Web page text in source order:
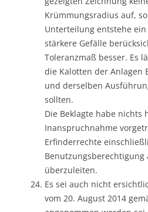
Krümmungsradius auf,
Unterteilung entstehe ein
stärkere Gefälle
Toleranzmaß besser. Es
die Kalotten der Anlagen
und derselben
sollten.
Die Beklagte habe nichts
Inanspruchnahme
Erfinderrechte
Benutzungsberechtigung
überzuleiten.
Es sei auch nicht
vom 20. August 2014